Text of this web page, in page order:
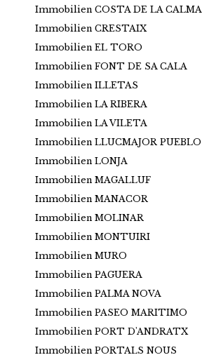
Immobilien COSTA DE LA CALMA
Immobilien CRESTAIX
Immobilien EL TORO
Immobilien FONT DE SA CALA
Immobilien ILLETAS
Immobilien LA RIBERA
Immobilien LA VILETA
Immobilien LLUCMAJOR PUEBLO
Immobilien LONJA
Immobilien MAGALLUF
Immobilien MANACOR
Immobilien MOLINAR
Immobilien MONTUIRI
Immobilien MURO
Immobilien PAGUERA
Immobilien PALMA NOVA
Immobilien PASEO MARITIMO
Immobilien PORT D'ANDRATX
Immobilien PORTALS NOUS